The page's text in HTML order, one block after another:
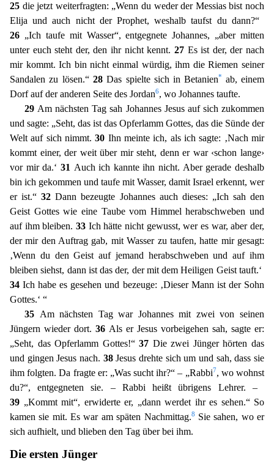
25 die jetzt weiterfragten: „Wenn du weder der Messias bist noch
Elija und auch nicht der Prophet, weshalb taufst du dann?“
26 „Ich taufe mit Wasser“, entgegnete Johannes, „aber mitten
unter euch steht der, den ihr nicht kennt. 27Es ist der, der nach
mir kommt. Ich bin nicht einmal würdig, ihm die Riemen seiner
Sandalen zu lösen.“ 28Das spielte sich in Betanien* ab, einem
Dorf auf der anderen Seite des Jordan6, wo Johannes taufte.
29 Am nächsten Tag sah Johannes Jesus auf sich zukommen
und sagte: „Seht, das ist das Opferlamm Gottes, das die Sünde der
Welt auf sich nimmt.30 Ihn meinte ich, als ich sagte: ‚Nach mir
kommt einer, der weit über mir steht, denn er war ‹schon lange›
vor mir da.‘ 31 Auch ich kannte ihn nicht. Aber gerade deshalb
bin ich gekommen und taufe mit Wasser, damit Israel erkennt, wer
er ist.“32 Dann bezeugte Johannes auch dieses: „Ich sah den
Geist Gottes wie eine Taube vom Himmel herabschweben und
auf ihm bleiben. 33 Ich hätte nicht gewusst, wer es war, aber der,
der mir den Auftrag gab, mit Wasser zu taufen, hatte mir gesagt:
‚Wenn du den Geist auf jemand herabschweben und auf ihm
bleiben siehst, dann ist das der, der mit dem Heiligen Geist tauft.‘
34 Ich habe es gesehen und bezeuge: ‚Dieser Mann ist derSohn
Gottes.‘ “
35 Am nächsten Tag war Johannes mit zwei von seinen
Jüngern wieder dort. 36 Als er Jesus vorbeigehen sah, sagte er:
„Seht, das Opferlamm Gottes!“37 Die zwei Jünger hörten das
und gingen Jesus nach. 38Jesus drehte sich um und sah, dass sie
ihm folgten. Da fragte er: „Was sucht ihr?“ – „Rabbi7, wo wohnst
du?“, entgegneten sie. – Rabbi heißt übrigens Lehrer. –
39 „Kommtmit“, erwiderte er, „dann werdet ihr es sehen.“ So
kamen sie mit. Es war am späten Nachmittag.8
Sie sahen, wo er
sich aufhielt, und blieben den Tag über bei ihm.
Die ersten Jünger